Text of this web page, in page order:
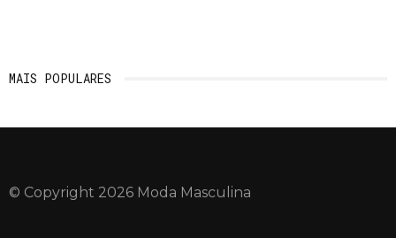
MAIS POPULARES
© Copyright 2026 Moda Masculina